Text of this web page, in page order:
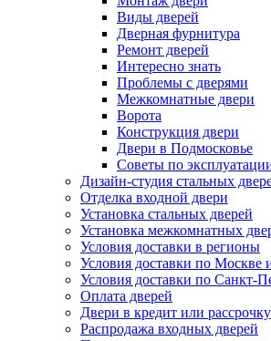
Виды дверей
Дверная фурнитура
Ремонт дверей
Интересно знать
Проблемы с дверями
Межкомнатные двери
Ворота
Конструкция двери
Двери в Подмосковье
Cоветы по
Дизайн-студия стальных
Отделка входной двери
Установка стальных дверей
Установка межкомнатных
Условия доставки в регионы
Условия доставки по
Условия доставки по Санкт-
Оплата дверей
Двери в кредит или рассрочку
Распродажа входных дверей